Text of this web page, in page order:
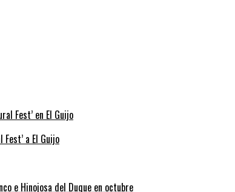
a El Guijo
e Hinojosa del Duque en octubre